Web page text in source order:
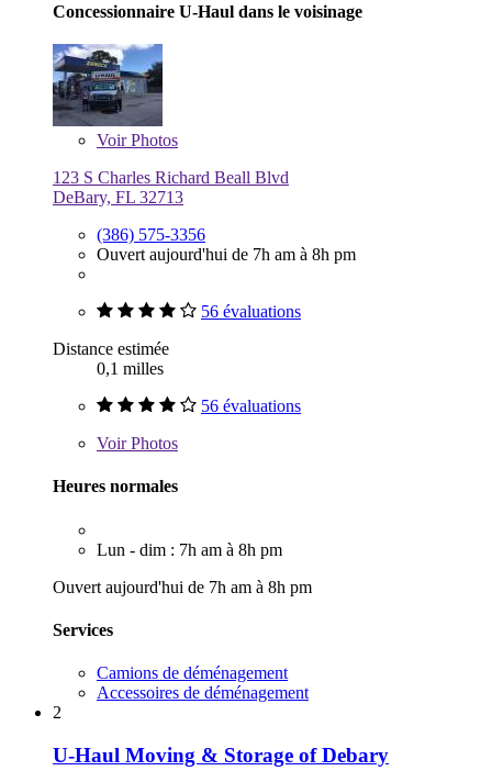
Concessionnaire U-Haul dans le voisinage
VoirPhotos
123 S Charles Richard Beall Blvd
DeBary, FL 32713
(386) 575-3356
Ouvert aujourd'hui de 7h am à 8h pm
56 évaluations
Distance estimée
0,1 milles
56 évaluations
VoirPhotos
Heures normales
Lun - dim : 7h am à 8h pm
Ouvert aujourd'hui de 7h am à 8h pm
Services
Camions de déménagement
Accessoires de déménagement
2
U-Haul Moving & Storage of Debary